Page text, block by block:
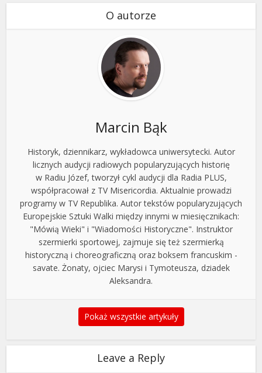
O autorze
Marcin Bąk
Historyk, dziennikarz, wykładowca uniwersytecki. Autor
licznych audycji radiowych popularyzujących historię
w Radiu Józef, tworzył cykl audycji dla Radia PLUS,
współpracował z TV Misericordia. Aktualnie prowadzi
programy w TV Republika. Autor tekstów popularyzujących
Europejskie Sztuki Walki między innymi w miesięcznikach:
"Mówią Wieki" i "Wiadomości Historyczne". Instruktor
szermierki sportowej, zajmuje się też szermierką
historyczną i choreograficzną oraz boksem francuskim -
savate. Żonaty, ojciec Marysi i Tymoteusza, dziadek
Aleksandra.
Pokaż wszystkie artykuły
Leave a Reply